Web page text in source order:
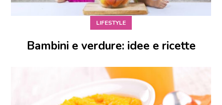
LIFESTYLE
Bambini e verdure: idee e ricette